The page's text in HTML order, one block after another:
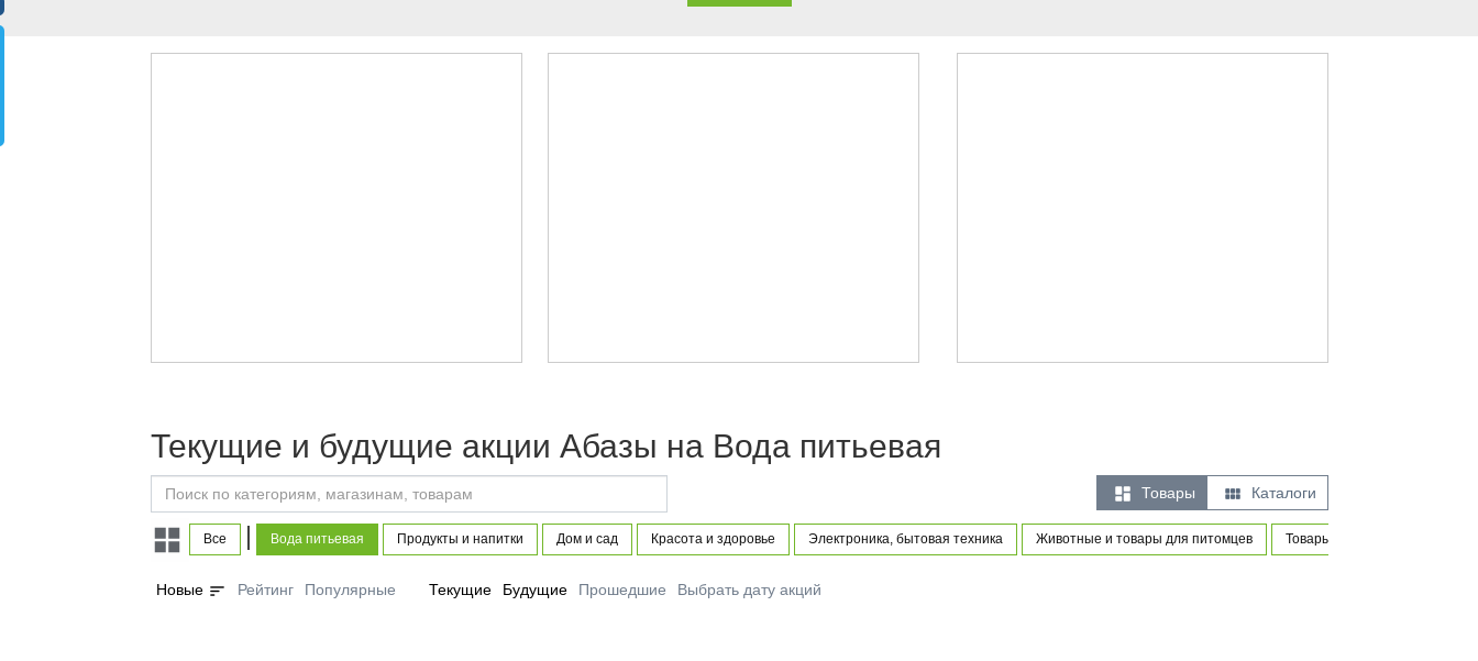
Текущие и будущие акции Абазы на Вода питьевая
 Товары  Каталоги
Все | Вода питьевая Продукты и напитки Дом и сад Красота и здоровье Электроника, бытовая техника Животные и товары для питомцев Товары для новорожденных и
Новые sort Рейтинг Популярные Текущие Будущие Прошедшие Выбрать дату акций